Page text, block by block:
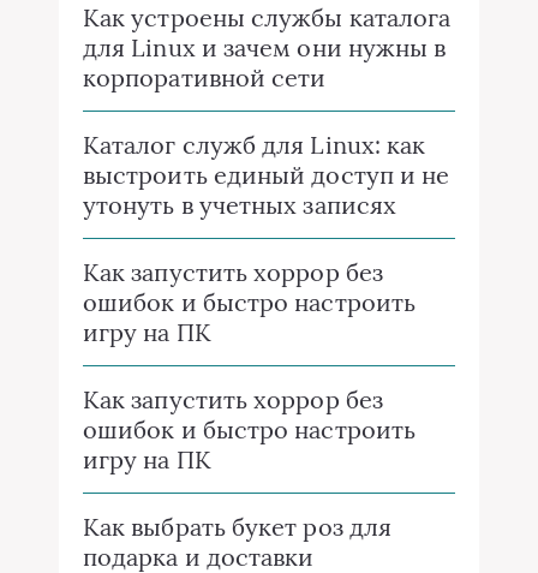
Как устроены службы каталога
для Linux и зачем они нужны в
корпоративной сети
Каталог служб для Linux: как
выстроить единый доступ и не
утонуть в учетных записях
Как запустить хоррор без
ошибок и быстро настроить
игру на ПК
Как запустить хоррор без
ошибок и быстро настроить
игру на ПК
Как выбрать букет роз для
подарка и доставки